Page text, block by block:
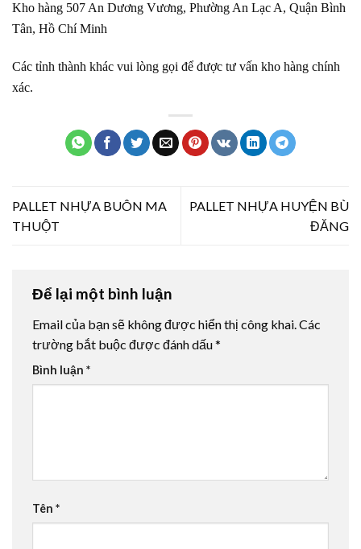
Kho hàng 507 An Dương Vương, Phường An Lạc A, Quận Bình
Tân, Hồ Chí Minh
Các tỉnh thành khác vui lòng gọi để được tư vấn kho hàng chính
xác.
PALLET NHỰA BUÔN MA
THUỘT
PALLET NHỰA HUYỆN BÙ
ĐĂNG
Để lại một bình luận
Email của bạn sẽ không được hiển thị công khai.Các
trường bắt buộc được đánh dấu*
Bình luận *
Tên *